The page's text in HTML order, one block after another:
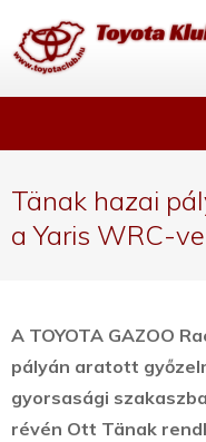
Tänak hazai
a Yaris WRC-
A TOYOTA GAZOO
pályán aratott
gyorsasági
révén Ott Tänak